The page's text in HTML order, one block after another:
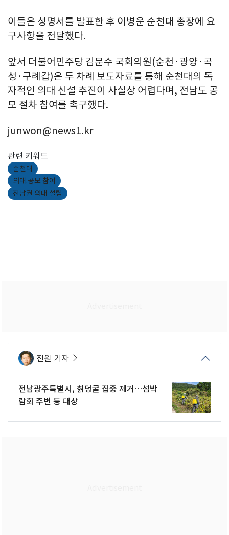
이들은 성명서를 발표한 후 이병운 순천대 총장에 요
구사항을 전달했다.
앞서 더불어민주당 김문수 국회의원(순천·광양·곡
성·구례갑)은 두 차례 보도자료를 통해 순천대의 독
자적인 의대 신설 추진이 사실상 어렵다며, 전남도 공
모 절차 참여를 촉구했다.
junwon@news1.kr
관련 키워드
순천대
의대.공모 참여
전남권 의대 설립
전원 기자
전남광주특별시, 칡덩굴 집중 제거…섬박
람회 주변 등 대상